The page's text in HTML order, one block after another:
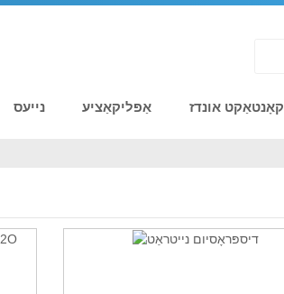
נייעס אַפּליקאַציע קאָנטאַקט אונדז